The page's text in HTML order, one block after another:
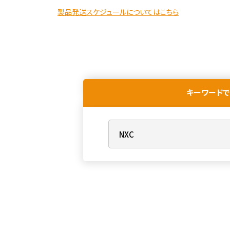
製品発送スケジュールについてはこちら
キーワード